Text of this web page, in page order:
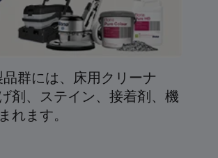
群には、床用クリーナ
剤、ステイン、接着剤、機
れます。